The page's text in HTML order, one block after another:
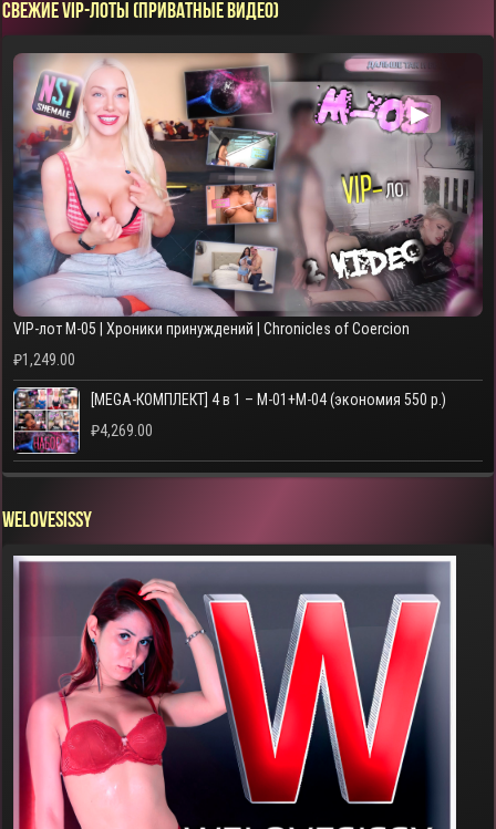
СВЕЖИЕ VIP-ЛОТЫ (ПРИВАТНЫЕ ВИДЕО)
▶
VIP-лот M-05 | Хроники принуждений | Chronicles of Coercion
₽1,249.00
[MEGA-КОМПЛЕКТ] 4 в 1 – M-01+M-04 (экономия 550 р.)
₽4,269.00
WELOVESISSY